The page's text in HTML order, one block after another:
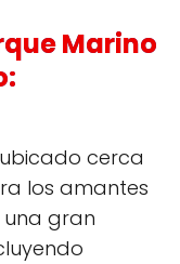
Marino
:
cerca
los amantes
gran